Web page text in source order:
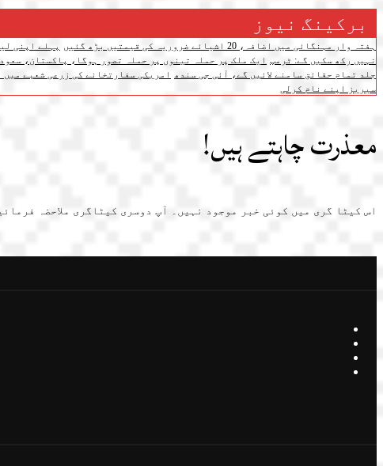
برکینگ نیوز
ہفتہ وار مہنگائی میں اضافہ، 20 اشیائے ضروریہ کی قیمتیں بڑھ گئیں پہلے اپنی
نہیں رکھ سکیں گے: ٹرمپ ایک ملک پر حملہ تینوں پر حملہ تصور ہوگا، پاکستان،
جلد تمام حقائق سامنے لائیں گے، آئی جی سندھ امریکی سفارتخانے کی زرعی شعبے
سیریز اپنے نام کرلی
معذرت چاہتے ہیں!
اس کیٹا گری میں کوئی خبر موجود نہیں۔ آپ دوسری کیٹاگری ملاحضہ